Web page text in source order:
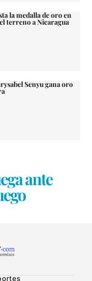
la medalla de oro en
terreno a Nicaragua
Senyu gana oro
ante